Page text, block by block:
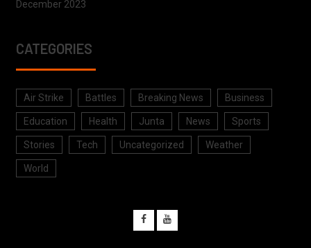
December 2023
CATEGORIES
Air Strike Battles Breaking News Business
Education Health Junta News Sports
Stories Tech Uncategorized Weather
World